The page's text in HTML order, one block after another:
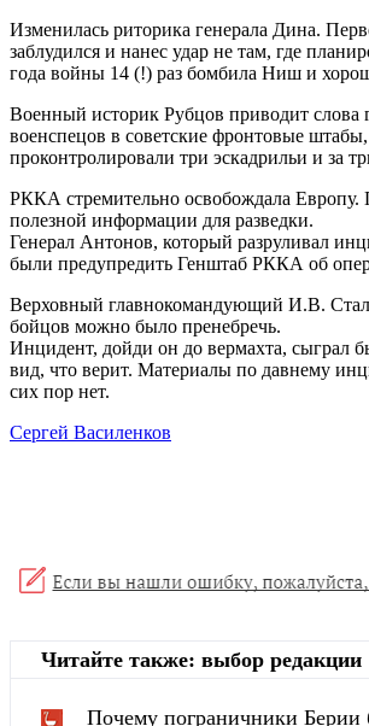
Изменилась риторика генерала Дина.
заблудился и нанес удар не там, где
года войны 14 (!) раз бомбила Ниш и
Военный историк Рубцов приводит слова
военспецов в советские фронтовые
проконтролировали три эскадрильи и за
РККА стремительно освобождала Европу.
полезной информации для разведки.
Генерал Антонов, который разруливал
были предупредить Генштаб РККА об
Верховный главнокомандующий И.В.
бойцов можно было пренебречь.
Инцидент, дойди он до вермахта, сыграл
вид, что верит. Материалы по давнему
сих пор нет.
Сергей Василенков
Читайте также: выбор редакции
Почему пограничники